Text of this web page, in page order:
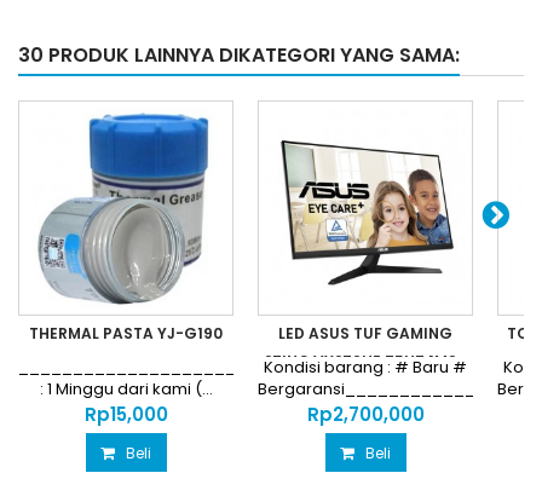
30 PRODUK LAINNYA DIKATEGORI YANG SAMA:
THERMAL PASTA YJ-G190
_________________________________________GARANSI
: 1 Minggu dari kami (...
Rp‎15,000
Beli
LED ASUS TUF GAMING
27INC VY279HE 75HZ 1MS...
Kondisi barang : # Baru #
Harga...
Rp‎2,700,000
Beli